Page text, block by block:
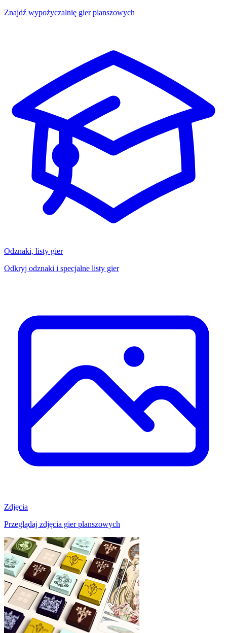
Znajdź wypożyczalnię gier planszowych
Odznaki, listy gier
Odkryj odznaki i specjalne listy gier
Zdjęcia
Przeglądaj zdjęcia gier planszowych